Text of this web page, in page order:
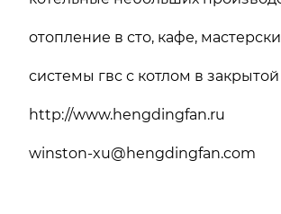
отопление в сто, кафе,
системы гвс с котлом в
http://www.hengdingfan.ru
winston-xu@hengdingfan.com